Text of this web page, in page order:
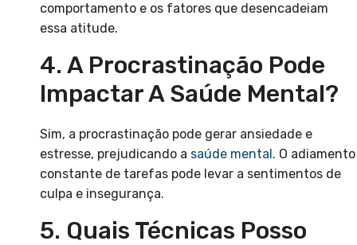
comportamento e os fatores que desencadeiam
essa atitude.
4. A Procrastinação Pode
Impactar A Saúde Mental?
Sim, a procrastinação pode gerar ansiedade e
estresse, prejudicando a saúde mental. O adiamento
constante de tarefas pode levar a sentimentos de
culpa e insegurança.
5. Quais Técnicas Posso